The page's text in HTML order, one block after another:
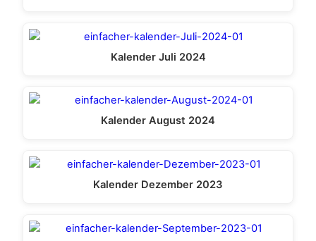
Kalender Juli 2024
Kalender August 2024
Kalender Dezember 2023